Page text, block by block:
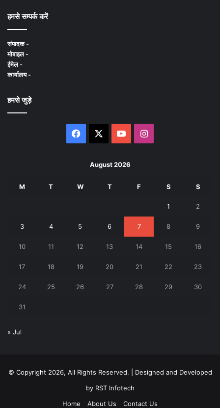
हमसे सम्पर्क करें
संपादक -
मोबाइल -
ईमेल -
कार्यालय -
हमसे जुड़े
Facebook YouTubeInstagram
August 2026
M T W T F S S
1 2
3 4 5 6 7 8 9
10 11 12 13 14 15 16
17 18 19 20 21 22 23
24 25 26 27 28 29 30
31
« Jul
© Copyright 2026, All Rights Reserved. | Designed and Developed
byRST Infotech
Home
About Us Contact Us